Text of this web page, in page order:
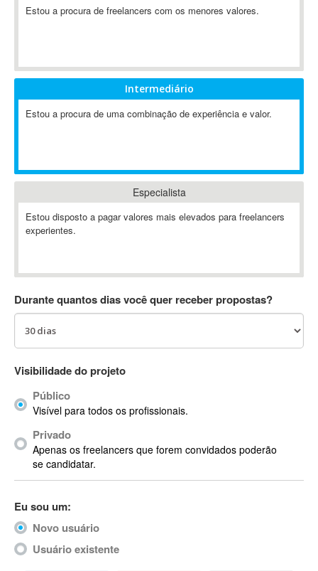
A-GPS
ABAP
Abaqus
ABBYY FineReader
Ableton
Ableton Push
Abstract
AC3
ACID Pro
ACPI
Acrobat
Acrobat X
Acronis
ACT
Actimize
ActionScript
ActionScript 3
Estou a procura de freelancers com os menores valores.
Intermediário
Estou a procura de uma combinação de experiência e valor.
Especialista
Estou disposto a pagar valores mais elevados para freelancers
experientes.
Durante quantos dias você quer receber propostas?
Visibilidade do projeto
Público
Visível para todos os profissionais.
Privado
Apenas os freelancers que forem convidados poderão
se candidatar.
Eu sou um:
Novo usuário
Usuário existente